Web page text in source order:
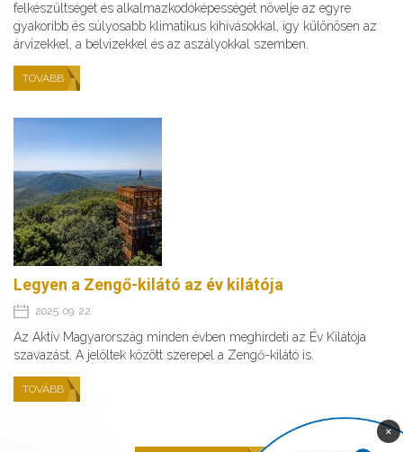
felkészültségét és alkalmazkodóképességét növelje az egyre
gyakoribb és súlyosabb klimatikus kihívásokkal, így különösen az
árvizekkel, a belvizekkel és az aszályokkal szemben.
TOVÁBB
Legyen a Zengő-kilátó az év kilátója
2025. 09. 22.
Az Aktív Magyarország minden évben meghirdeti az Év Kilátója
szavazást. A jelöltek között szerepel a Zengő-kilátó is.
TOVÁBB
×